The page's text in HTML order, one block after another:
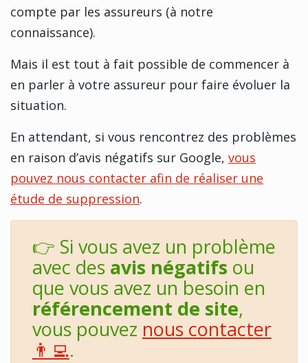
compte par les assureurs (à notre
connaissance).
Mais il est tout à fait possible de commencer à
en parler à votre assureur pour faire évoluer la
situation.
En attendant, si vous rencontrez des problèmes
en raison d’avis négatifs sur Google, vous
pouvez nous contacter afin de réaliser une
étude de suppression.
👉 Si vous avez un problème
avec des avis négatifs ou
que vous avez un besoin en
référencement de site,
vous pouvez nous contacter
👨‍💻.